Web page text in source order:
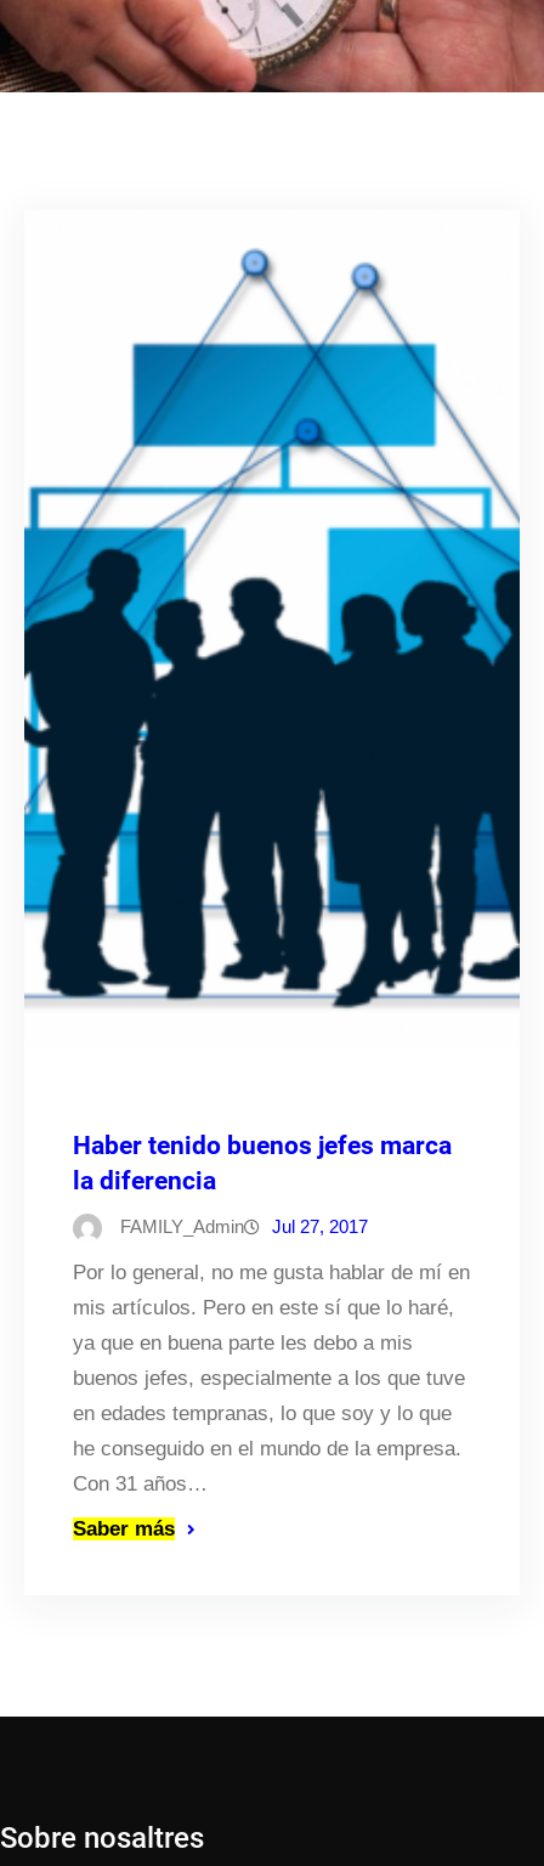
Haber tenido buenos jefes marca
la diferencia
FAMILY_Admin Jul 27, 2017
Por lo general, no me gusta hablar de mí en
mis artículos. Pero en este sí que lo haré,
ya que en buena parte les debo a mis
buenos jefes, especialmente a los que tuve
en edades tempranas, lo que soy y lo que
he conseguido en el mundo de la empresa.
Con 31 años…
Saber más
Sobre nosaltres